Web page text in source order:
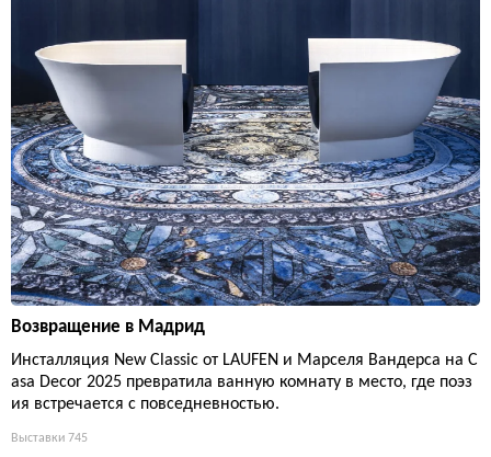
Возвращение в Мадрид
Инсталляция New Classic от LAUFEN и Марселя Вандерса на C
asa Decor 2025 превратила ванную комнату в место, где поэз
ия встречается с повседневностью.
Выставки 745